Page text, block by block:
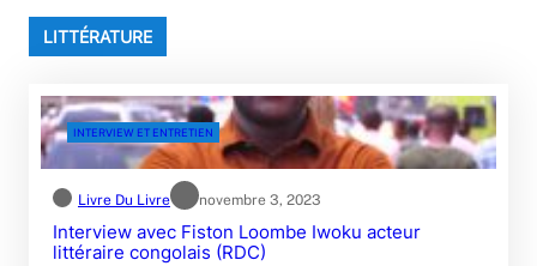
LITTÉRATURE
INTERVIEW ET ENTRETIEN
Livre Du Livre novembre 3, 2023
Interview avec Fiston Loombe Iwoku acteur
littéraire congolais (RDC)